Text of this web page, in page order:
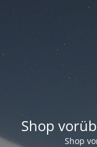
Shop
Shop